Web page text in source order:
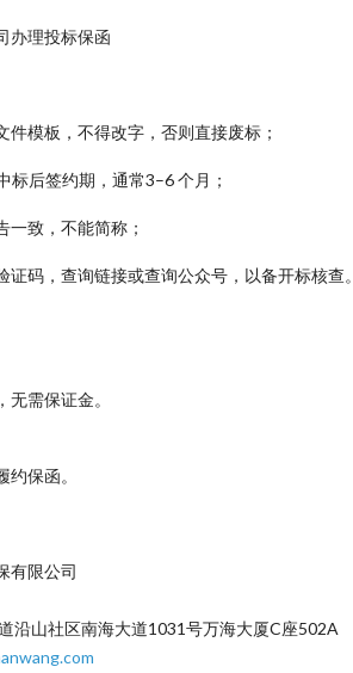
办理投标保函
模板，不得改字，否则直接废标；
标后签约期，通常3–6 个月；
一致，不能简称；
码，查询链接或查询公众号，以备开标核查。
需保证金。
保函。
有限公司
沿山社区南海大道1031号万海大厦C座502A